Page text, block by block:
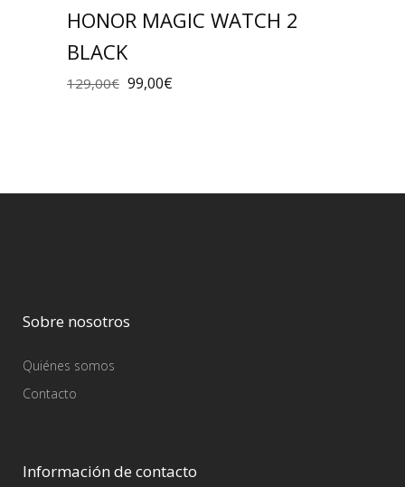
HONOR MAGIC WATCH 2
BLACK
129,00€ 99,00€
Sobre nosotros
Quiénes somos
Contacto
Información de contacto